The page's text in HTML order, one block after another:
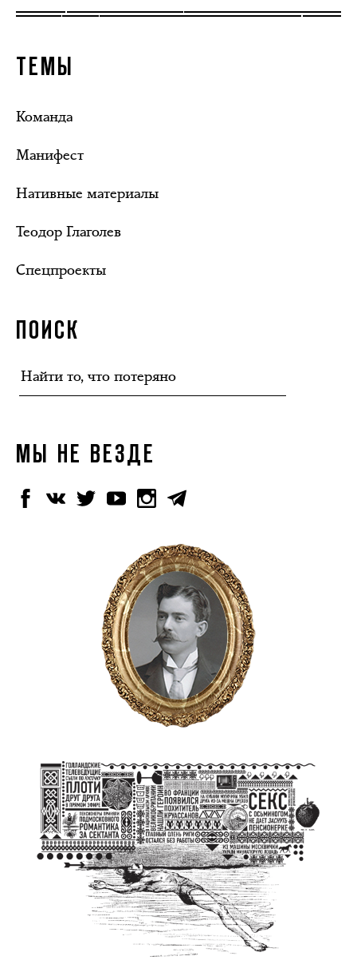
ТЕМЫ
Команда
Манифест
Нативные материалы
Теодор Глаголев
Спецпроекты
ПОИСК
МЫ НЕ ВЕЗДЕ